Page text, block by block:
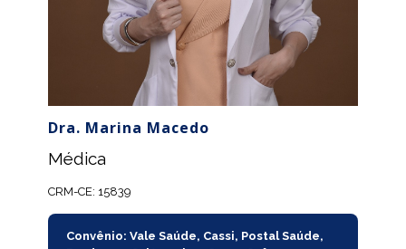
Dra. Marina Macedo
Médica
CRM-CE: 15839
Convênio: Vale Saúde, Cassi, Postal Saúde,